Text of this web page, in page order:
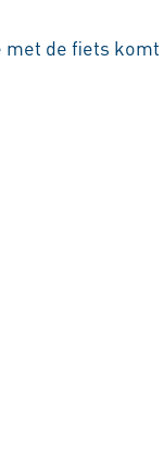
met de fiets komt